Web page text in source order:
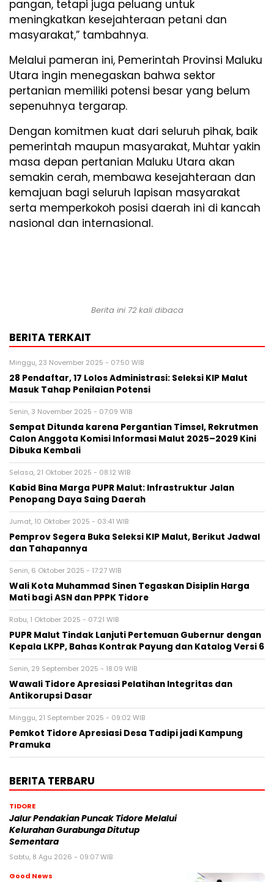
pangan, tetapi juga peluang untuk
meningkatkan kesejahteraan petani dan
masyarakat,” tambahnya.
Melalui pameran ini, Pemerintah Provinsi Maluku
Utara ingin menegaskan bahwa sektor
pertanian memiliki potensi besar yang belum
sepenuhnya tergarap.
Dengan komitmen kuat dari seluruh pihak, baik
pemerintah maupun masyarakat, Muhtar yakin
masa depan pertanian Maluku Utara akan
semakin cerah, membawa kesejahteraan dan
kemajuan bagi seluruh lapisan masyarakat
serta memperkokoh posisi daerah ini di kancah
nasional dan internasional.
Berita ini 72 kali dibaca
BERITA TERKAIT
Minggu, 23 November 2025 - 07:50 WIB
28 Pendaftar, 17 Lolos Administrasi: Seleksi KIP Malut
Masuk Tahap Penilaian Potensi
Senin, 3 November 2025 - 07:09 WIB
Sempat Ditunda karena Pergantian Timsel, Rekrutmen
Calon Anggota Komisi Informasi Malut 2025–2029 Kini
Dibuka Kembali
Selasa, 21 Oktober 2025 - 08:12 WIB
Kabid Bina Marga PUPR Malut: Infrastruktur Jalan
Penopang Daya Saing Daerah
Jumat, 10 Oktober 2025 - 03:41 WIB
Pemprov Segera Buka Seleksi KIP Malut, Berikut Jadwal
dan Tahapannya
Senin, 6 Oktober 2025 - 17:27 WIB
Wali Kota Muhammad Sinen Tegaskan Disiplin Harga
Mati bagi ASN dan PPPK Tidore
Rabu, 1 Oktober 2025 - 07:21 WIB
PUPR Malut Tindak Lanjuti Pertemuan Gubernur dengan
Kepala LKPP, Bahas Kontrak Payung dan Katalog Versi 6
Senin, 29 September 2025 - 18:09 WIB
Wawali Tidore Apresiasi Pelatihan Integritas dan
Antikorupsi Dasar
Minggu, 21 September 2025 - 09:02 WIB
Pemkot Tidore Apresiasi Desa Tadipi jadi Kampung
Pramuka
BERITA TERBARU
TIDORE
Jalur Pendakian Puncak Tidore Melalui
Kelurahan Gurabunga Ditutup
Sementara
Sabtu, 8 Agu 2026 - 09:07 WIB
Good News